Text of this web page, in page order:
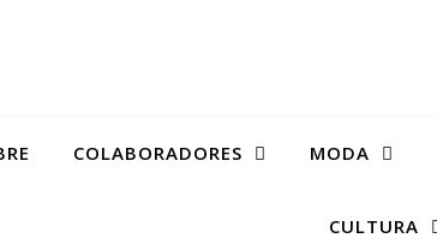
COLABORADORES MODA
CULTURA